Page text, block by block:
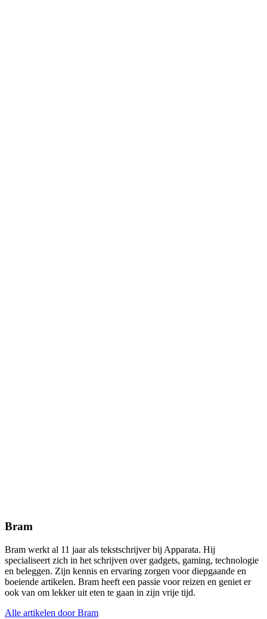
Bram
Bram werkt al 11 jaar als tekstschrijver bij Apparata. Hij
specialiseert zich in het schrijven over gadgets, gaming, technologie
en beleggen. Zijn kennis en ervaring zorgen voor diepgaande en
boeiende artikelen. Bram heeft een passie voor reizen en geniet er
ook van om lekker uit eten te gaan in zijn vrije tijd.
Alle artikelen door Bram